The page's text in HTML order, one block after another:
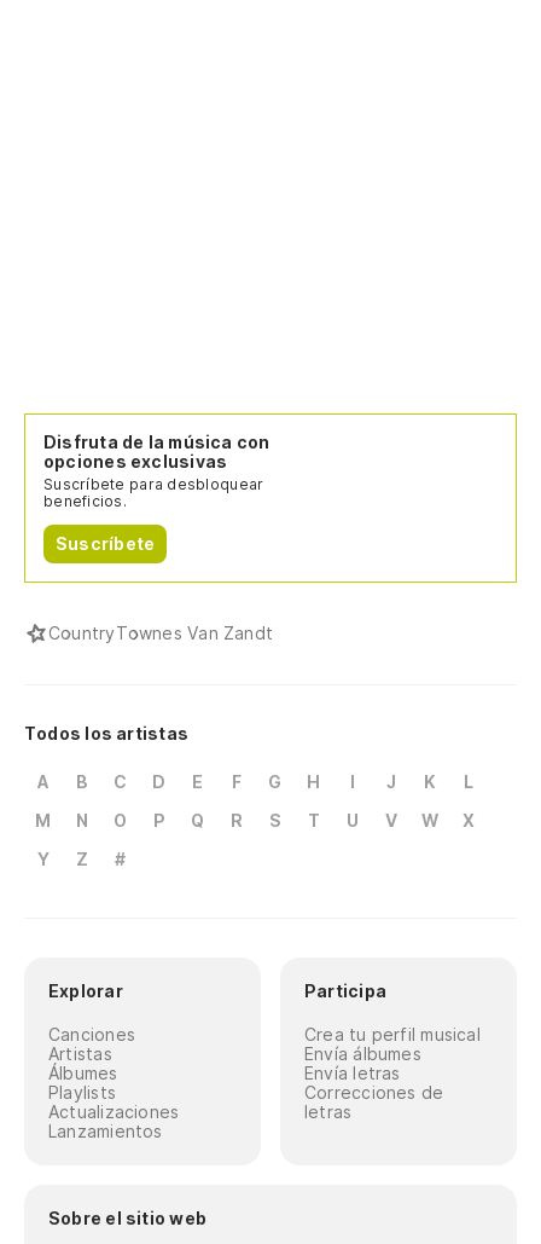
Disfruta de la música con
opciones exclusivas
Suscríbete para desbloquear
beneficios.
Suscríbete
CountryTownes Van Zandt
Todos los artistas
A B C D E F G H I J K
L
M
N O P Q R S T U V W
X
Y
Z #
Explorar
Canciones
Artistas
Álbumes
Playlists
Actualizaciones
Lanzamientos
Participa
Crea tu perfil musical
Envía álbumes
Envía letras
Correcciones de
letras
Sobre el sitio web